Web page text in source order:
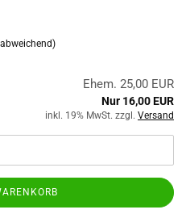
Ehem. 25,00 EUR
Nur 16,00 EUR
inkl. 19% MwSt. zzgl. Versand